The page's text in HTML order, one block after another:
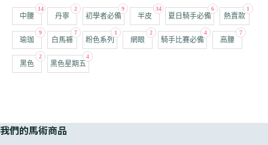
14
中腰
2
丹寧
9
初學者必備
34
半皮
6
夏日騎手必備
1
熱賣款
9
瑜珈
7
白馬褲
1
粉色系列
2
網眼
4
騎手比賽必備
7
高腰
2
黑色
4
黑色星期五
我們的馬術商品